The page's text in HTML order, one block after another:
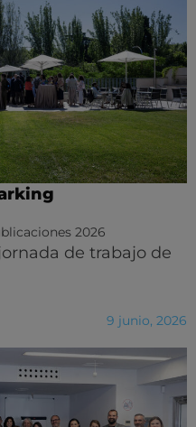
2026
de trabajo de
9 junio, 2026